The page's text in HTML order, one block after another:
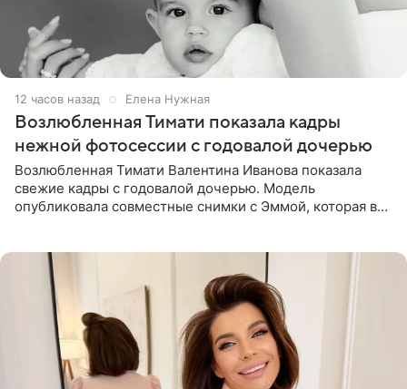
12 часов назад Елена Нужная
Возлюбленная Тимати показала кадры
нежной фотосессии с годовалой дочерью
Возлюбленная Тимати Валентина Иванова показала
свежие кадры с годовалой дочерью. Модель
опубликовала совместные снимки с Эммой, которая в